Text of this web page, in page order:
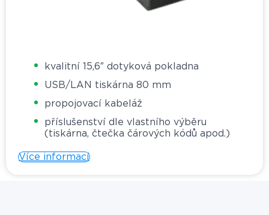
kvalitní 15,6″ dotyková pokladna
USB/LAN tiskárna 80 mm
propojovací kabeláž
příslušenství dle vlastního výběru
(tiskárna, čtečka čárových kódů apod.)
Více informací